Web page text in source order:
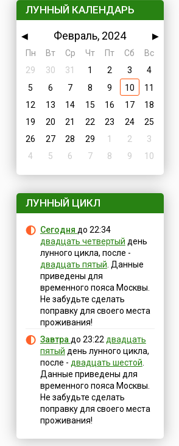
ЛУННЫЙ КАЛЕНДАРЬ
◀ Февраль, 2024
▶
Пн
Вт Ср Чт Пт Сб
Вс
29
30 31 1 2 3
4
5
6 7 8 9 10
11
12
13 14 15 16 17
18
19
20 21 22 23 24
25
26
27 28 29 1 2
3
4
5 6 7 8 9 10
ЛУННЫЙ ЦИКЛ
Сегодня до 22:34
двадцать четвертый день
лунного цикла, после -
двадцать пятый . Данные
приведены для
временного пояса Москвы.
Не забудьте сделать
поправку для своего места
проживания!
Завтра до 23:22 двадцать
пятый день лунного цикла,
после - двадцать шестой
Данные приведены для
временного пояса Москвы.
Не забудьте сделать
поправку для своего места
проживания!